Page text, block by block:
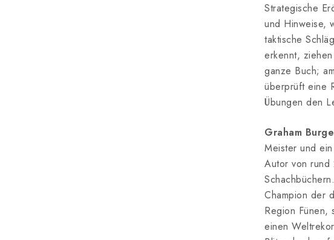
Strategische
und Hinweise,
taktische
erkennt,
ganze Buch;
überprüft eine
Übungen den
Graham
Meister und
Autor von rund
Champion der
Region Fünen,
einen